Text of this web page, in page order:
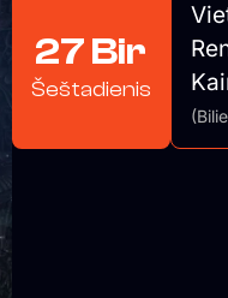
27 Bir
Šeštadienis